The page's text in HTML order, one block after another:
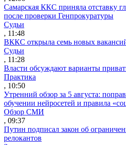
Самарская ККС приняла отставку
после проверки Генпрокуратуры
Судьи
, 11:48
ВККС открыла семь новых
Судьи
, 11:28
Власти обсуждают варианты
Практика
, 10:50
Утренний обзор за 5 августа:
обучении нейросетей и правила
Обзор СМИ
, 09:37
Путин подписал закон об
релокантов